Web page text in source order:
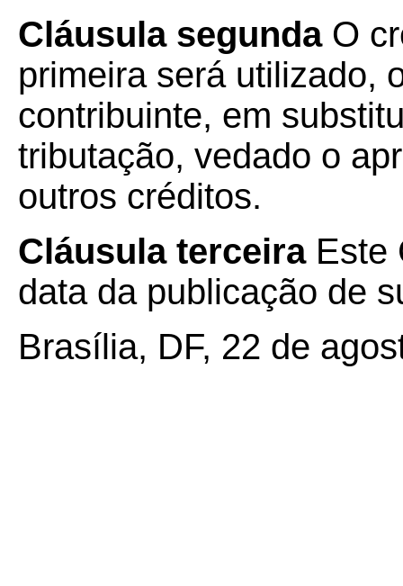
Cláusula segunda O
primeira será utilizado,
contribuinte, em
tributação, vedado o
outros créditos.
Cláusula terceira Este
data da publicação de
Brasília, DF, 22 de